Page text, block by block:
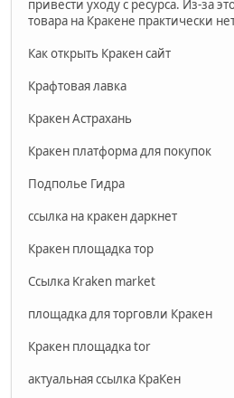
привести уходу с ресурса. Из-за
товара на Кракене практически
Как открыть Кракен сайт
Крафтовая лавка
Кракен Астрахань
Кракен платформа для покупок
Подполье Гидра
ссылка на кракен даркнет
Кракен площадка тор
Ссылка Kraken market
площадка для торговли Кракен
Кракен площадка tor
актуальная ссылка КраКен